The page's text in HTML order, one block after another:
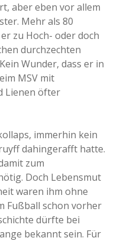
aber eben vor allem
Mehr als 80
zu Hoch- oder doch
durchzechten
Wunder, dass er in
MSV mit
Lienen öfter
immerhin kein
dahingerafft hatte.
zum
Doch Lebensmut
waren ihm ohne
Fußball schon vorher
dürfte bei
bekannt sein. Für